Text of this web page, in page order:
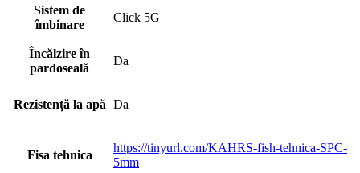
Sistem de
îmbinare
Click 5G
Încălzire în
pardoseală
Da
Rezistență la apă Da
Fisa tehnica
https://tinyurl.com/KAHRS-fish-tehnica-SPC-
5mm